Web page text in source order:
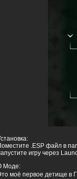
.ESP файл в
игру через
Моде:
моё первое детище в